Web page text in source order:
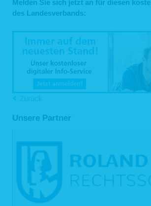
Melden Sie sich jetzt an für diesen
des Landesverbands:
Zurück
Unsere Partner
6.1 Auskunft
ob personenbezogene Daten, die Sie betreffen,
Sofern wir Ihre personenbezogenen Daten
folgende Informationen Auskunft verlangen:
die Verarbeitungszwecke;
die Kategorien Ihrer personenbezogenen
die Empfänger bzw. die Kategorien von
wir Ihre personenbezogenen Daten
werden;
(sofern möglich) die geplante Dauer, für die
Festlegung der Speicherdauer;
Widerspruchsrechts gegen diese Verarbeitung;
das Bestehen eines Beschwerderechts bei
alle verfügbaren Informationen über die
personenbezogenen Daten nicht bei Ihnen
das Bestehen einer automatisierten
Profiling (Art. 22 Abs. 1 und 4 DSGVO) und –
– aussagekräftige Informationen über die
Tragweite und die angestrebten